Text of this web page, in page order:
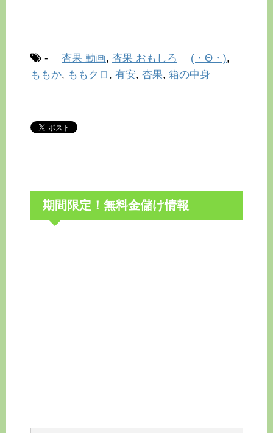
- 杏果 動画, 杏果 おもしろ (・Θ・),
ももか, ももクロ , 有安, 杏果, 箱の中身
期間限定！無料金儲け情報